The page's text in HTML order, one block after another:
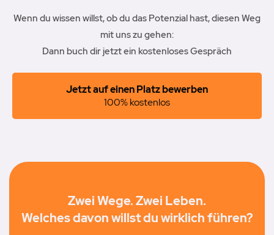
Wenn du wissen willst, ob du das Potenzial hast, diesen Weg
mit uns zu gehen:
Dann buch dir jetzt ein kostenloses Gespräch
Jetzt auf einen Platz bewerben
100% kostenlos
Zwei Wege. Zwei Leben.
Welches davon willst du wirklich führen?